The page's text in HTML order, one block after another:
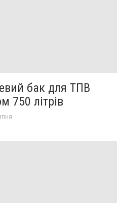
бак для ТПВ
750 літрів